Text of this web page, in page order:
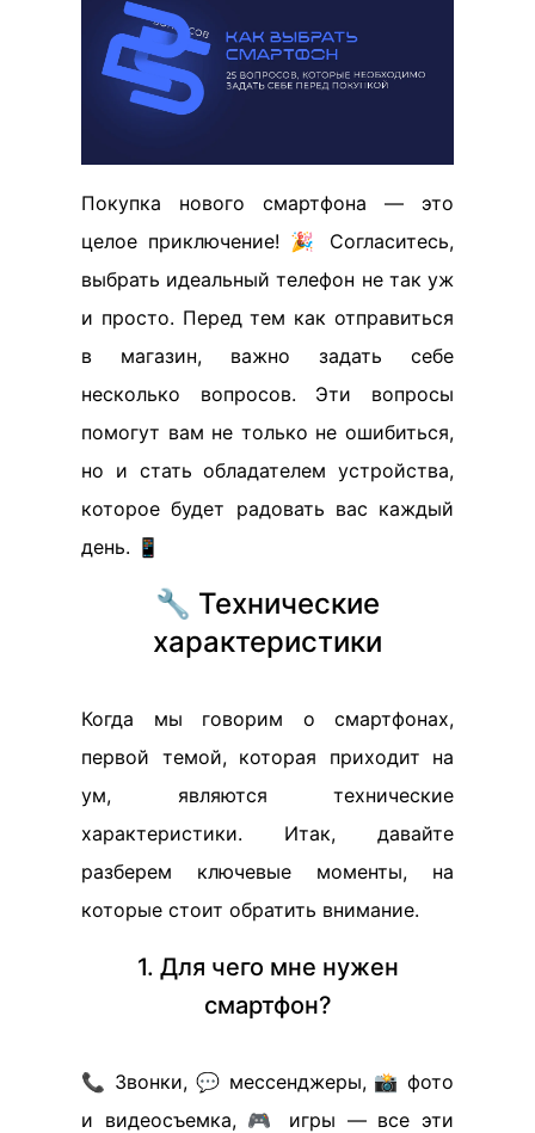
Покупка нового смартфона — это
целое приключение! 🎉 Согласитесь,
выбрать идеальный телефон не так уж
и просто. Перед тем как отправиться
в магазин, важно задать себе
несколько вопросов. Эти вопросы
помогут вам не только не ошибиться,
но и стать обладателем устройства,
которое будет радовать вас каждый
день. 📱
🔧 Технические
характеристики
Когда мы говорим о смартфонах,
первой темой, которая приходит на
ум, являются технические
характеристики. Итак, давайте
разберем ключевые моменты, на
которые стоит обратить внимание.
1. Для чего мне нужен
смартфон?
📞 Звонки, 💬 мессенджеры, 📸 фото
и видеосъемка, 🎮 игры — все эти